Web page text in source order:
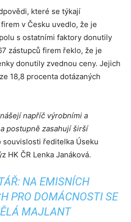
které se týkají
v Česku uvedlo, že je
s ostatními faktory donutily
zástupců firem řeklo, že je
donutily zvednou ceny. Jejich
18,8 procenta dotázaných
napříč výrobními a
postupně zasahují širší
souvislosti ředitelka Úseku
HK ČR Lenka Janáková.
NA EMISNÍCH
PRO DOMÁCNOSTI SE
MAJLANT